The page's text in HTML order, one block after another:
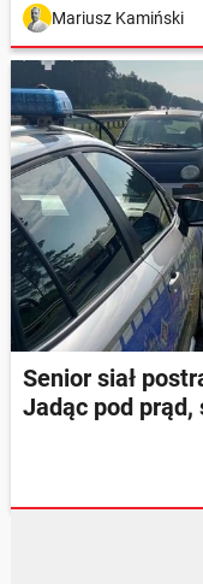
Mariusz Kamiński
Senior siał
Jadąc pod prąd,